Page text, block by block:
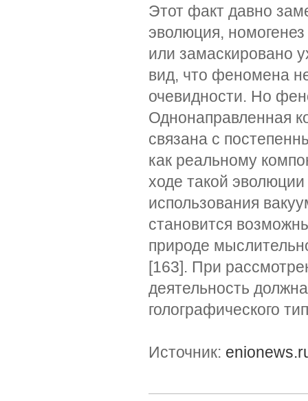
Этот факт давно
эволюция,
или замаскировано
вид, что феномена
очевидности. Но
Однонаправленная
связана с
как реальному
ходе такой
использования
становится
природе
[163]. При
деятельность
голографического
Источник: